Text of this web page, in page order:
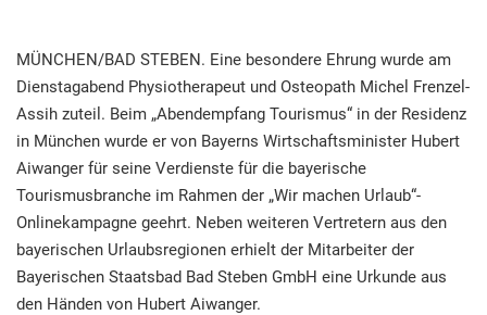
MÜNCHEN/BAD STEBEN. Eine besondere Ehrung wurde am
Dienstagabend Physiotherapeut und Osteopath Michel Frenzel-
Assih zuteil. Beim „Abendempfang Tourismus“ in der Residenz
in München wurde er von Bayerns Wirtschaftsminister Hubert
Aiwanger für seine Verdienste für die bayerische
Tourismusbranche im Rahmen der „Wir machen Urlaub“-
Onlinekampagne geehrt. Neben weiteren Vertretern aus den
bayerischen Urlaubsregionen erhielt der Mitarbeiter der
Bayerischen Staatsbad Bad Steben GmbH eine Urkunde aus
den Händen von Hubert Aiwanger.